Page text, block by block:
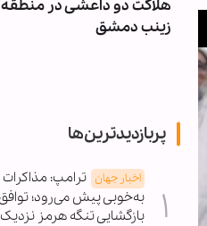
هلاکت دو داعشی در
زینب دمشق
پربازدیدترین‌ها
اخبار جهان ترامپ: مذاکرات
به‌خوبی پیش می‌رود؛
بازگشایی تنگه هرمز